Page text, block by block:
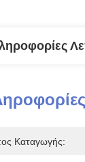
Καταγωγής: